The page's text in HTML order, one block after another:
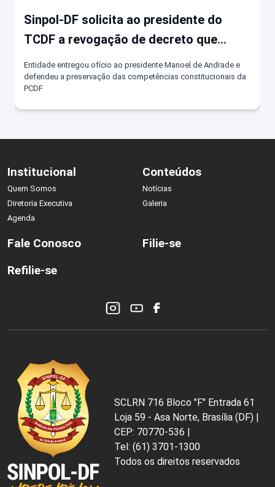
Sinpol-DF solicita ao presidente do
TCDF a revogação de decreto que
fragmenta atribuições exclusivas da
PCDF
Entidade entregou ofício ao presidente Manoel de Andrade e
defendeu a preservação das competências constitucionais da
PCDF
Institucional
Quem Somos
Diretoria Executiva
Agenda
Conteúdos
Notícias
Galeria
Fale Conosco
Filie-se
Refilie-se
SCLRN 716 Bloco "F" Entrada 61
Loja 59 - Asa Norte, Brasília (DF) |
CEP: 70770-536 |
Tel: (61) 3701-1300
Todos os direitos reservados